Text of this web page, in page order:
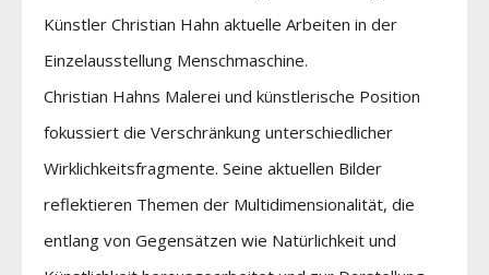
Künstler Christian Hahn aktuelle Arbeiten in der
Einzelausstellung Menschmaschine.
Christian Hahns Malerei und künstlerische Position
fokussiert die Verschränkung unterschiedlicher
Wirklichkeitsfragmente. Seine aktuellen Bilder
reflektieren Themen der Multidimensionalität, die
entlang von Gegensätzen wie Natürlichkeit und